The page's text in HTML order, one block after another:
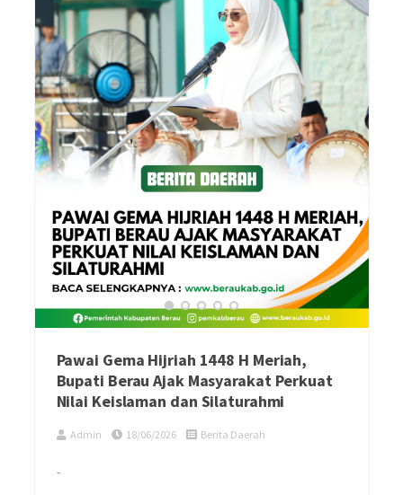
Pawai Gema Hijriah 1448 H Meriah,
Bupati Berau Ajak Masyarakat Perkuat
Nilai Keislaman dan Silaturahmi
Admin 18/06/2026 Berita Daerah
-